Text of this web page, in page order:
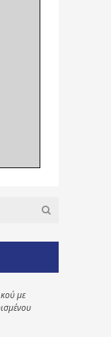
με